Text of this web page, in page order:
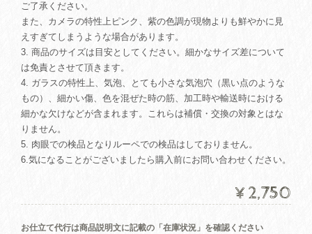
ご了承ください。
また、カメラの特性上ピンク、紫の色調が現物よりも鮮やかに見
えすぎてしまうような場合があります。
3. 商品のサイズは目安としてください。細かなサイズ差について
は免責とさせて頂きます。
4. ガラスの特性上、気泡、とても小さな気泡穴（黒い点のような
もの）、細かい傷、色を混ぜた時の筋、加工時や輸送時における
細かな欠けなどが含まれます。これらは補償・交換の対象とはな
りません。
5. 肉眼での検品となりルーペでの検品はしておりません。
6.気になることがございましたら購入前にお問い合わせください。
¥2,750
お仕立て代行は商品説明文に記載の「在庫状況」を確認ください